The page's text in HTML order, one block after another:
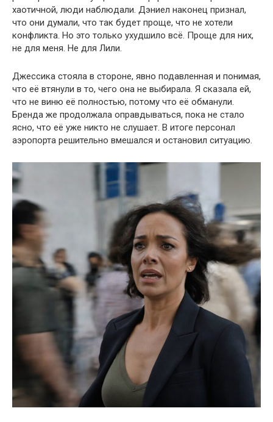
хаотичной, люди наблюдали. Дэниел наконец признал,
что они думали, что так будет проще, что не хотели
конфликта. Но это только ухудшило всё. Проще для них,
не для меня. Не для Лили.
Джессика стояла в стороне, явно подавленная и понимая,
что её втянули в то, чего она не выбирала. Я сказала ей,
что не виню её полностью, потому что её обманули.
Бренда же продолжала оправдываться, пока не стало
ясно, что её уже никто не слушает. В итоге персонал
аэропорта решительно вмешался и остановил ситуацию.